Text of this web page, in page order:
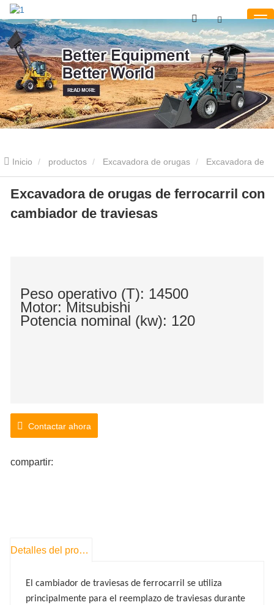
Inicio productos Excavadora de orugas Excavadora de
servicio pesado Excavadora de orugas de ferrocarril con
cambiador de traviesas
Excavadora de orugas de ferrocarril con
cambiador de traviesas
Peso operativo (T): 14500
Motor: Mitsubishi
Potencia nominal (kw): 120
Contactar ahora
compartir:
Detalles del producto
El cambiador de traviesas de ferrocarril se utiliza
principalmente para el reemplazo de traviesas durante